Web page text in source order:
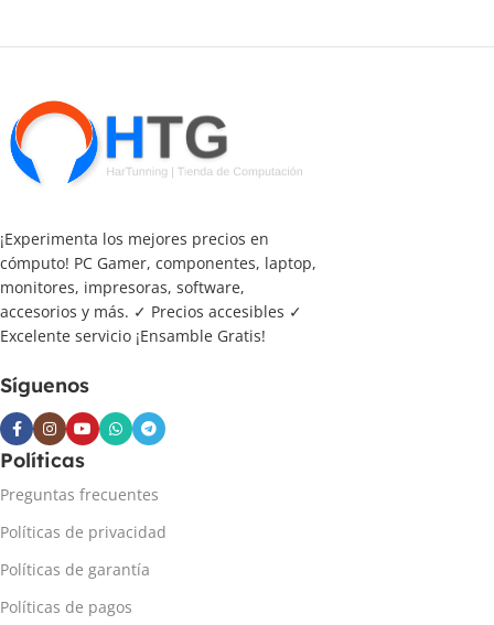
¡Experimenta los mejores precios en
cómputo! PC Gamer, componentes, laptop,
monitores, impresoras, software,
accesorios y más. ✓ Precios accesibles ✓
Excelente servicio ¡Ensamble Gratis!
Síguenos
Políticas
Preguntas frecuentes
Políticas de privacidad
Políticas de garantía
Políticas de pagos